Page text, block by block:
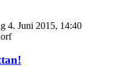
4. Juni 2015, 14:40